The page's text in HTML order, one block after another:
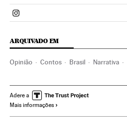
Politica El País Brasil en Instagram
ARQUIVADO EM
Opinião Contos Brasil Narrativa
Cultura
Adere a
Mais informações